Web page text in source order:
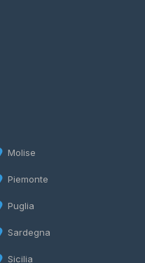
Molise
Piemonte
Puglia
Sardegna
Sicilia